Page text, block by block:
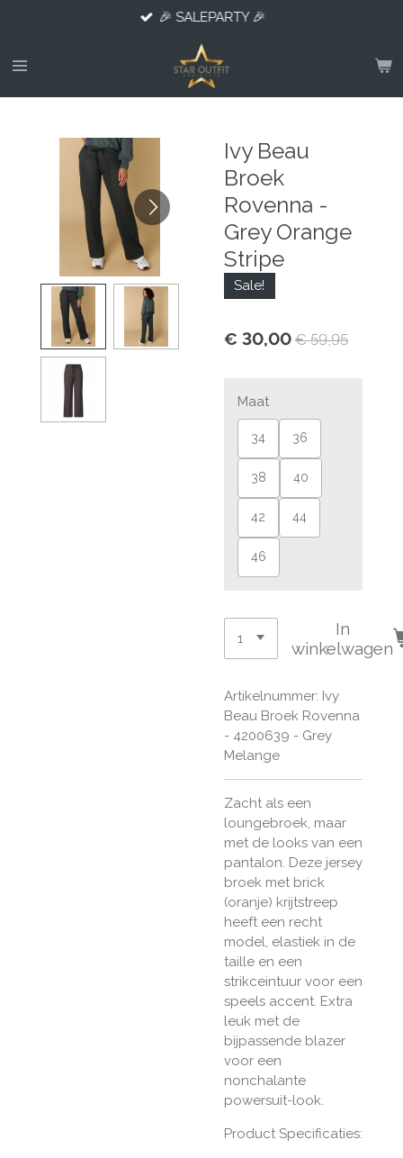
naar
hoofdinhoud
🎉 SALEPARTY 🎉
Ivy Beau
Broek
Rovenna -
Grey Orange
Stripe
Sale!
€ 30,00 € 59,95
Maat
34 36
38 40
42 44
46
In
winkelwagen
Artikelnummer: Ivy
Beau Broek Rovenna
- 4200639 - Grey
Melange
Zacht als een
loungebroek, maar
met de looks van een
pantalon. Deze jersey
broek met brick
(oranje) krijtstreep
heeft een recht
model, elastiek in de
taille en een
strikceintuur voor een
speels accent. Extra
leuk met de
bijpassende blazer
voor een
nonchalante
powersuit-look.
Product Specificaties: